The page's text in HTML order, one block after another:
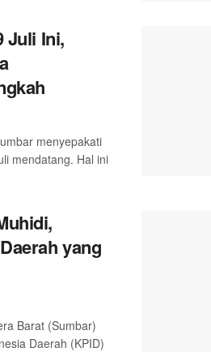
Juli Ini,
menyepakati
mendatang. Hal ini
yang
Barat (Sumbar)
Daerah (KPID)